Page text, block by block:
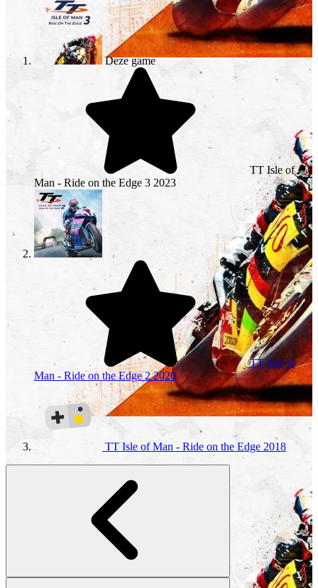
Deze game
TT Isle of
Man - Ride on the Edge 3 2023
TT Isle of
Man - Ride on the Edge 22020
TT Isle of Man - Ride on the Edge 2018